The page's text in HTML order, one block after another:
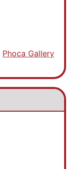
Phoca Gallery